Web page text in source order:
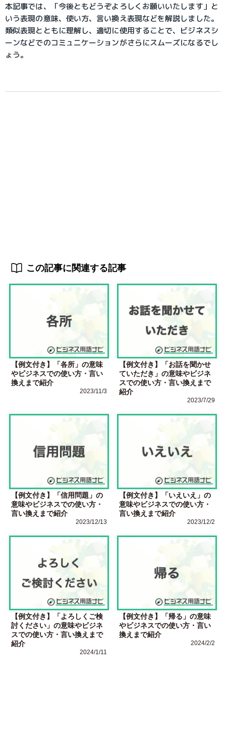
本記事では、「今後ともどうぞよろしくお願いいたします」と
いう表現の意味、使い方、言い換え表現などを解説しました。
類似表現とともに理解し、適切に使用することで、ビジネスシ
ーンなどでのコミュニケーションがさらにスムーズになるでし
ょう。
この記事に関連する記事
【例文付き】「各所」の意味
やビジネスでの使い方・言い
換えまで紹介
2023/11/3
【例文付き】「お話を聞かせ
ていただき」の意味やビジネ
スでの使い方・言い換えまで
紹介
2023/7/29
【例文付き】「信用問題」の
意味やビジネスでの使い方・
言い換えまで紹介
2023/12/13
【例文付き】「いえいえ」の
意味やビジネスでの使い方・
言い換えまで紹介
2023/12/2
【例文付き】「よろしくご検
討ください」の意味やビジネ
スでの使い方・言い換えまで
紹介
2024/1/11
【例文付き】「帰る」の意味
やビジネスでの使い方・言い
換えまで紹介
2024/2/2